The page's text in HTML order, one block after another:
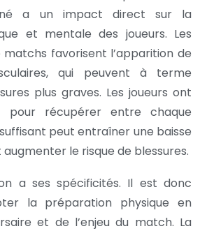
a un impact direct sur la
et mentale des joueurs. Les
favorisent l’apparition de
qui peuvent à terme
plus graves. Les joueurs ont
pour récupérer entre chaque
peut entraîner une baisse
le risque de blessures.
a ses spécificités. Il est donc
la préparation physique en
et de l’enjeu du match. La